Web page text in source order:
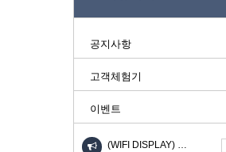
공지사항
고객체험기
이벤트
UIOT스마트홈 안드로이드 … (WIFI DISPLAY) …